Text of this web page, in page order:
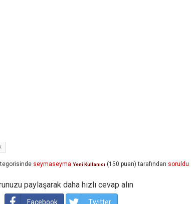
seymaseyma Yeni Kullanıcı (150 puan) tarafından soruldu
paylaşarak daha hızlı cevap alın
Facebook Twitter